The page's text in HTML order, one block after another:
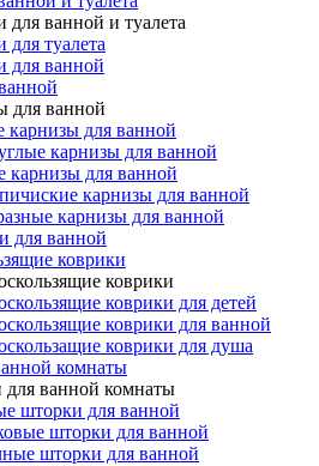
для ванной и туалета
для туалета
для ванной
для ванной
карнизы для ванной
карнизы для ванной
карнизы для ванной
карнизы для ванной
карнизы для ванной
для ванной
коврики
коврики
коврики для детей
коврики для ванной
коврики для душа
комнаты
ванной комнаты
шторки для ванной
шторки для ванной
шторки для ванной